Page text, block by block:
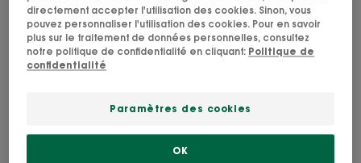
directement accepter l'utilisation des cookies. Sinon, vous
pouvez personnaliser l'utilisation des cookies. Pour en savoir
plus sur le traitement de données personnelles, consultez
notre politique de confidentialité en cliquant: Politique de
confidentialité
Paramètres des cookies
OK